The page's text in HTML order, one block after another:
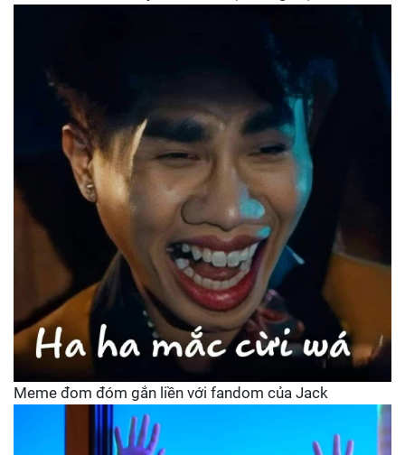
Meme đom đóm gắn liền với fandom của Jack